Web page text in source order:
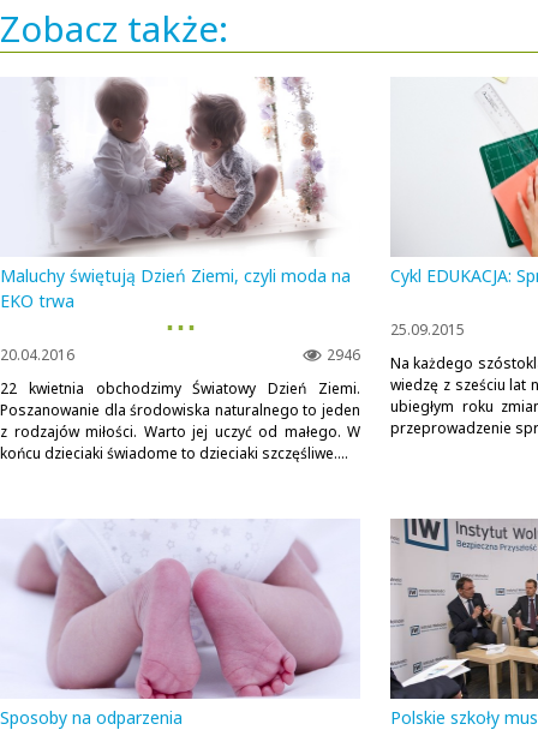
Zobacz także:
Maluchy świętują Dzień Ziemi, czyli moda na
EKO trwa
▪ ▪ ▪
2946
20.04.2016
22 kwietnia obchodzimy Światowy Dzień Ziemi.
Poszanowanie dla środowiska naturalnego to jeden
z rodzajów miłości. Warto jej uczyć od małego. W
końcu dzieciaki świadome to dzieciaki szczęśliwe....
Cykl EDUKACJA:
25.09.2015
Na każdego
wiedzę z sześciu lat
ubiegłym roku
przeprowadzenie
Sposoby na odparzenia
Polskie szkoły